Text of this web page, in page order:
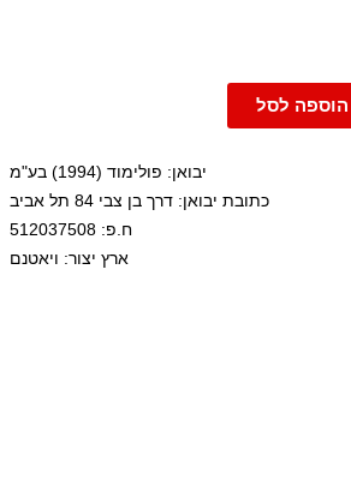
הוספה לסל
יבואן: פולימוד (1994) בע"מ
כתובת יבואן: דרך בן צבי 84 תל אביב
ח.פ: 512037508
ארץ יצור: ויאטנם